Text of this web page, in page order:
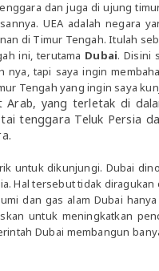
dan juga di ujung
UEA adalah negara
di Timur Tengah. Itulah
ini, terutama Dubai. Disini
tapi saya ingin
Tengah yang ingin saya
Arab, yang terletak di
tenggara Teluk Persia
untuk dikunjungi. Dubai
Hal tersebut tidak diragukan
dan gas alam Dubai
untuk meningkatkan
Dubai membangun